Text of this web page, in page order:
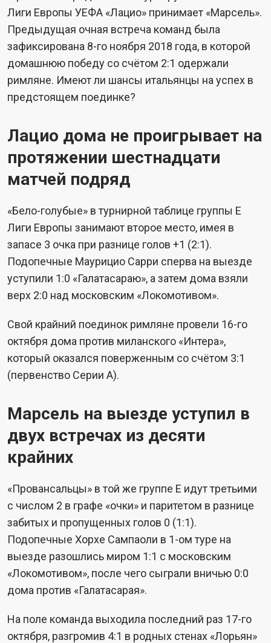
Лиги Европы УЕФА «Лацио» принимает «Марсель».
Предыдущая очная встреча команд была
зафиксирована 8-го ноября 2018 года, в которой
домашнюю победу со счётом 2:1 одержали
римляне. Имеют ли шансы итальянцы на успех в
предстоящем поединке?
Лацио дома не проигрывает на
протяжении шестнадцати
матчей подряд
«Бело-голубые» в турнирной таблице группы Е
Лиги Европы занимают второе место, имея в
запасе 3 очка при разнице голов +1 (2:1).
Подопечные Маурицио Сарри сперва на выезде
уступили 1:0 «Галатасараю», а затем дома взяли
верх 2:0 над московским «Локомотивом».
Свой крайний поединок римляне провели 16-го
октября дома против миланского «Интера»,
который оказался поверженным со счётом 3:1
(первенство Серии А).
Марсель на выезде уступил в
двух встречах из десяти
крайних
«Провансальцы» в той же группе Е идут третьими
с числом 2 в графе «очки» и паритетом в разнице
забитых и пропущенных голов 0 (1:1).
Подопечные Хорхе Сампаоли в 1-ом туре на
выезде разошлись миром 1:1 с московским
«Локомотивом», после чего сыграли вничью 0:0
дома против «Галатасарая».
На поле команда выходила последний раз 17-го
октября, разгромив 4:1 в родных стенах «Лорьян»